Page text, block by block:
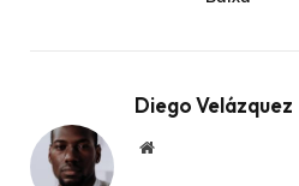
Diego Velázquez
Website